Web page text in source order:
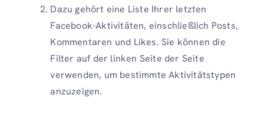
Dazu gehört eine Liste Ihrer letzten
Facebook-Aktivitäten, einschließlich Posts,
Kommentaren und Likes. Sie können die
Filter auf der linken Seite der Seite
verwenden, um bestimmte Aktivitätstypen
anzuzeigen.